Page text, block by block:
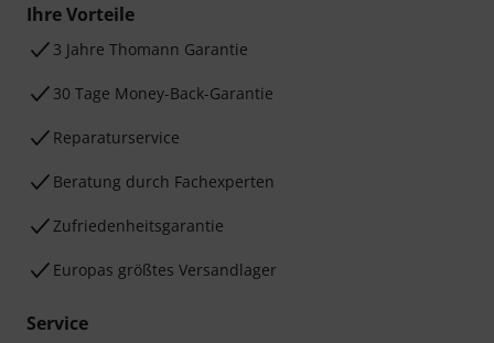
Ihre Vorteile
3 Jahre Thomann Garantie
30 Tage Money-Back-Garantie
Reparaturservice
Beratung durch Fachexperten
Zufriedenheitsgarantie
Europas größtes Versandlager
Service